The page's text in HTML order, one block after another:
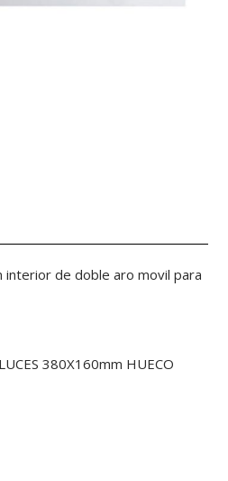
interior de doble aro movil para
380X160mm HUECO